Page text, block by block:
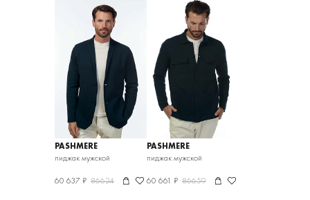
PASHMERE
пиджак мужской
60 637 ₽ 86624
PASHMERE
пиджак мужской
60 661 ₽ 86659